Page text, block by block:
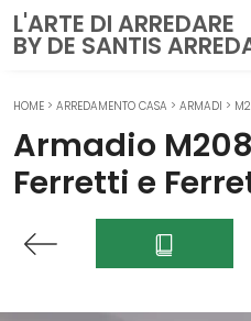
L'ARTE DI ARREDARE
BY DE SANTIS
HOME > ARREDAMENTO CASA > ARMADI >
Armadio
Ferretti e